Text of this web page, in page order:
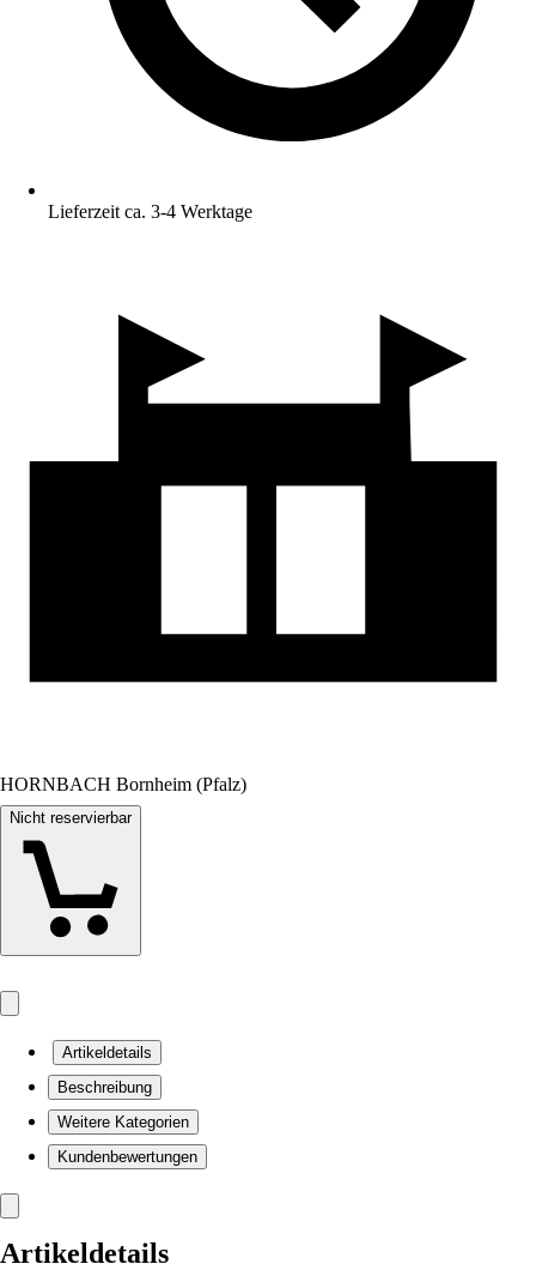
Lieferzeit ca. 3-4 Werktage
HORNBACH Bornheim (Pfalz)
Nicht reservierbar
Artikeldetails
Beschreibung
Weitere Kategorien
Kundenbewertungen
Artikeldetails